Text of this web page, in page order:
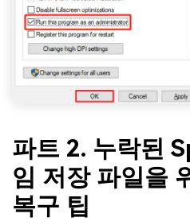
파트 2. 누락된
임 저장 파일을
복구 팁